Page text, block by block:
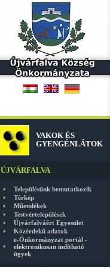
VAKOK ÉS
GYENGÉNLÁTOK
ÚJVÁRFALVA
Településünk bemutatkozik
Térkép
Műemlékek
Testvértelepülések
Újvárfalváért Egyesület
Közérdekű adatok
e-Önkormányzat portál -
elektronikusan indítható
ügyek